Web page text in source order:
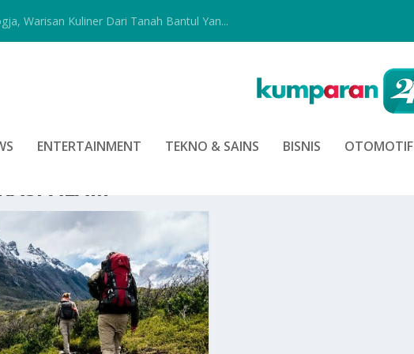
Warisan Kuliner Dari Tanah Bantul Yan...
ENTERTAINMENT TEKNO & SAINS BISNIS OTOMOTIF
ALAM